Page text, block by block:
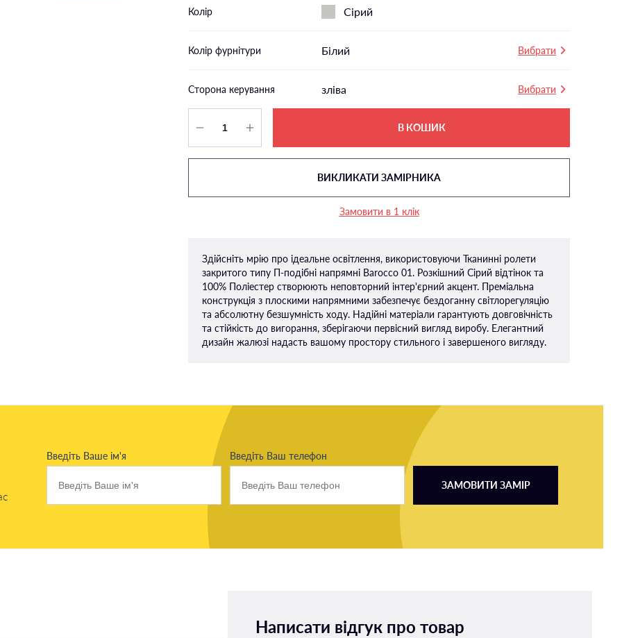
Колір Сірий
Колір фурнітури Білий Вибрати
Сторона керування зліва Вибрати
В КОШИК
ВИКЛИКАТИ ЗАМІРНИКА
Замовити в 1 клік
Здійсніть мрію про ідеальне освітлення, використовуючи Тканинні ролети
закритого типу П-подiбні напрямні Barocco 01. Розкішний Сірий відтінок та
100% Поліестер створюють неповторний інтер'єрний акцент. Преміальна
конструкція з плоскими напрямними забезпечує бездоганну світлорегуляцію
та абсолютну безшумність ходу. Надійні матеріали гарантують довговічність
та стійкість до вигорання, зберігаючи первісний вигляд виробу. Елегантний
дизайн жалюзі надасть вашому простору стильного і завершеного вигляду.
Введіть Ваше ім'я Введіть Ваш телефон
ЗАМОВИТИ ЗАМІР
Написати відгук про товар